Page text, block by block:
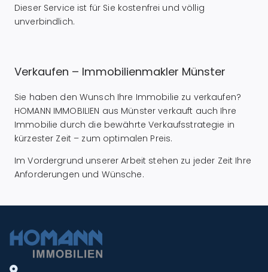
Dieser Service ist für Sie kostenfrei und völlig
unverbindlich.
Verkaufen – Immobilienmakler Münster
Sie haben den Wunsch Ihre Immobilie zu verkaufen?
HOMANN IMMOBILIEN aus Münster verkauft auch Ihre
Immobilie durch die bewährte Verkaufsstrategie in
kürzester Zeit – zum optimalen Preis.
Im Vordergrund unserer Arbeit stehen zu jeder Zeit Ihre
Anforderungen und Wünsche.